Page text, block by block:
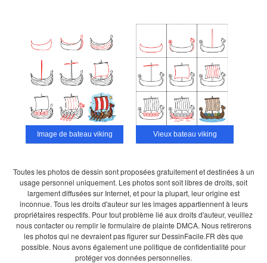
Image de bateau viking Vieux bateau viking
Toutes les photos de dessin sont proposées gratuitement et destinées à un
usage personnel uniquement. Les photos sont soit libres de droits, soit
largement diffusées sur Internet, et pour la plupart, leur origine est
inconnue. Tous les droits d'auteur sur les images appartiennent à leurs
propriétaires respectifs. Pour tout problème lié aux droits d'auteur, veuillez
nous contacter ou remplir le formulaire de plainte DMCA. Nous retirerons
les photos qui ne devraient pas figurer sur DessinFacile.FR dès que
possible. Nous avons également une politique de confidentialité pour
protéger vos données personnelles.